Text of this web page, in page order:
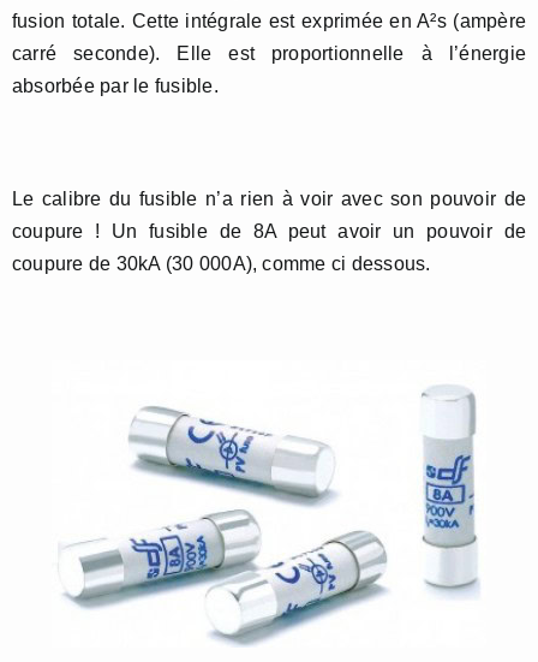
fusion totale. Cette intégrale est exprimée en A²s (ampère
carré seconde). Elle est proportionnelle à l’énergie
absorbée par le fusible.
Le calibre du fusible n’a rien à voir avec son pouvoir de
coupure ! Un fusible de 8A peut avoir un pouvoir de
coupure de 30kA (30 000A), comme ci dessous.